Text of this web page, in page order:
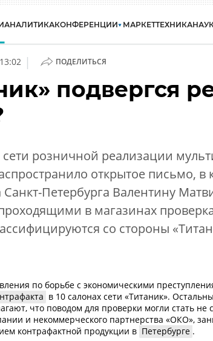
АНАЛИТИКАКОНФЕРЕНЦИИ МАРКЕТТЕХНИКА
| ПОДЕЛИТЬСЯ
подвергся
сети розничной реализации
открытое письмо, в
Санкт-Петербурга Валентину
в магазинах
со стороны
по борьбе с экономическими
в 10 салонах сети «Титаник».
что поводом для проверки могли стать
и некоммерческого партнерства «ОКО»,
контрафактной продукции в Петербурге .